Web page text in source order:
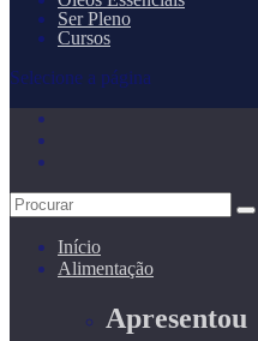
Ser Pleno
Cursos
Selecione a página
Início
Alimentação
Apresentou